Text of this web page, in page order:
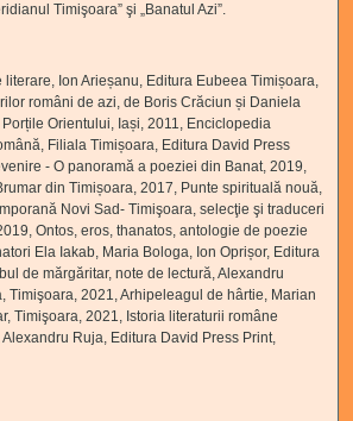
Timişoara” şi „Banatul Azi”.
literare, Ion Arieșanu, Editura Eubeea Timișoara,
români de azi, de Boris Crăciun și Daniela
Orientului, Iași, 2011, Enciclopedia
Filiala Timișoara, Editura David Press
- O panoramă a poeziei din Banat, 2019,
din Timișoara, 2017, Punte spirituală nouă,
Novi Sad- Timişoara, selecţie şi traduceri
Ontos, eros, thanatos, antologie de poezie
Ela Iakab, Maria Bologa, Ion Oprișor, Editura
de mărgăritar, note de lectură, Alexandru
Timişoara, 2021, Arhipeleagul de hârtie, Marian
Timişoara, 2021, Istoria literaturii române
Ruja, Editura David Press Print,